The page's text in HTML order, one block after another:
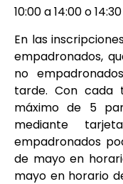
10:00 a 14:00 o
En las
empadronados,
no
tarde. Con cada
máximo de 5
mediante
empadronados
de mayo en
mayo en horario